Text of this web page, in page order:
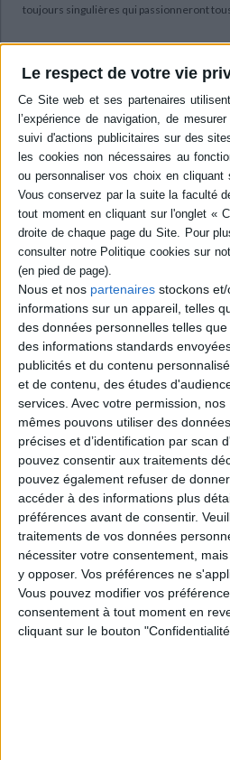
Le respect de votre vie
Nous et nos partenaires stockons
informations sur un appareil, telles
des données personnelles telles
des informations standards
publicités et du contenu
et de contenu, des études
services. Avec votre permission,
mêmes pouvons utiliser des
précises et d’identification par scan
pouvez consentir aux traitements
pouvez également refuser de
accéder à des informations plus
préférences avant de consentir.
traitements de vos données
nécessiter votre consentement,
y opposer. Vos préférences ne
Vous pouvez modifier vos
consentement à tout moment en
cliquant sur le bouton
toujours singulières qui passionneront
Contenus Mollat
Sélections de livres
Arts Musique Musique Rock
Une collection : "La Totale"
En plongeant au coeur de la création
en livre tous ses secrets.
Que cette collection porte bien son
laissé au hasard. Beaucoup
ouvrages, des plus techniques aux plus
consigné.
Le découpage de "La totale" est
discographie des grandes figures de
présentons à la fin de ce dossier.
suit:
- une présentation exhaustive de l'album.
- la contextualisation et la place qu'il
(ou musicien).
- l'analyse de la pochette
- le déroulement de l'enregistrement
- les détails techniques
- les instruments utilisés
- la présentation de chaque chanson.
De nombreuses et souvent inédites
Tout est en place pour nous installer en
grands moments de l'histoire du Rock.
Guesdon et Philippe Margotin, anciens
Universal, ont trouvé l'équilibre entre
indiscutable et un certain romantisme
ressemblance avec un quelconque